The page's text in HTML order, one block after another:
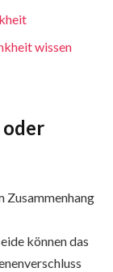
wissen
Zusammenhang
können das